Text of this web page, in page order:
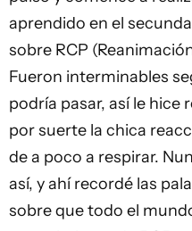
aprendido en el
sobre RCP
Fueron interminables
podría pasar, así le hice
por suerte la chica
de a poco a respirar.
así, y ahí recordé las
sobre que todo el